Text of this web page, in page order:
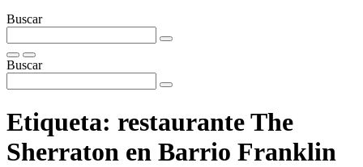
Buscar
Buscar
Etiqueta: restaurante The
Sherraton en Barrio Franklin